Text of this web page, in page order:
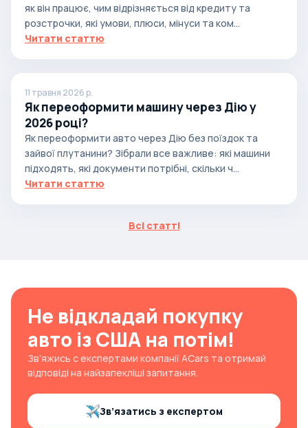
як він працює, чим відрізняється від кредиту та
розстрочки, які умови, плюси, мінуси та ком...
Читати статтю
11 травня 2026 р.
Як переоформити машину через Дію у
2026 році?
Як переоформити авто через Дію без поїздок та
зайвої плутанини? Зібрали все важливе: які машини
підходять, які документи потрібні, скільки ч...
Читати статтю
Всі статті
Не відкладай покупку
авто із США на потім!
Зв’яжись с експертами компанії ACars та отримай
відповіді на найзапекліші запитання.
Зв’язатись з експертом